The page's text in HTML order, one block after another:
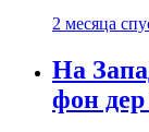
2 месяца
На
фон